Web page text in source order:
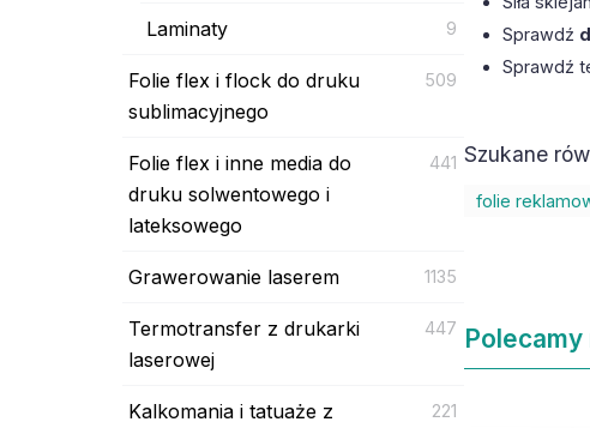
Laminaty 9
Folie flex i flock do druku
sublimacyjnego
509
Folie flex i inne media do
druku solwentowego i
lateksowego
441
Grawerowanie laserem 1135
Termotransfer z drukarki
laserowej
447
Kalkomania i tatuaże z
221
Sprawdź
Sprawdź
Szukane
folie